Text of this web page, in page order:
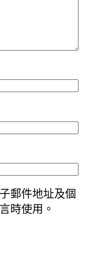
郵件地址及個
時使用。